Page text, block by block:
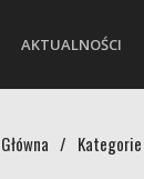
AKTUALNOŚCI
Główna / Kategorie